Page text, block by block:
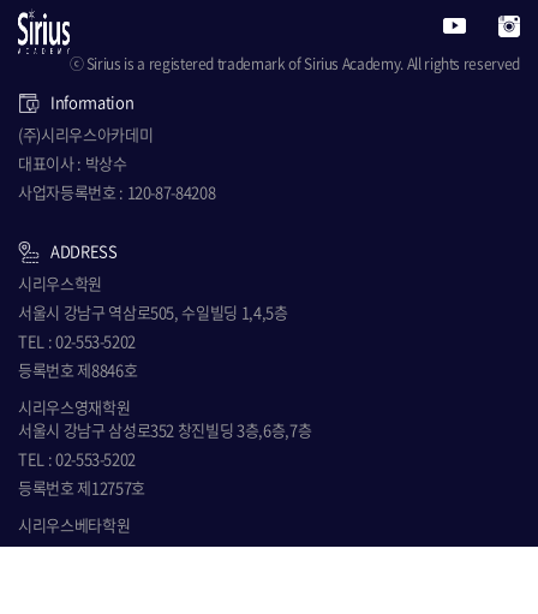
ⓒ Sirius is a registered trademark of Sirius Academy. All rights reserved
Information
(주)시리우스아카데미
대표이사 : 박상수
사업자등록번호 : 120-87-84208
ADDRESS
시리우스학원
서울시 강남구 역삼로505, 수일빌딩 1,4,5층
TEL : 02-553-5202
등록번호 제8846호
시리우스영재학원
서울시 강남구 삼성로352 창진빌딩 3층,6층,7층
TEL : 02-553-5202
등록번호 제12757호
시리우스베타학원
서울시 강남구 역삼로505, 수일빌딩 3층